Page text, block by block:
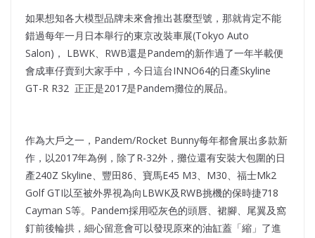
如果想知各大模型品牌未來會推出甚麼型號，那就肯定不能
錯過每年一月日本舉行的東京改裝車展(Tokyo Auto
Salon)， LBWK、RWB還是Pandem的新作過了一年半載便
會成車仔賣到大家手中，今日這台INNO64的日產Skyline
GT-R R32 正正是2017是Pandem攤位的展品。
作為大戶之一，Pandem/Rocket Bunny每年都會展出多款新
作，以2017年為例，除了R-32外，攤位還有安裝大包圍的日
產240Z Skyline、豐田86、寶馬E45 M3、M30、福士Mk2
Golf GTI以至被外界視為向LBWK及RWB挑機的保時捷718
Cayman S等。Pandem採用啞灰色的頭唇、裙腳、尾翼及窩
釘前後輪拱，細心留意會可以發現原來的油缸蓋「縮」了進